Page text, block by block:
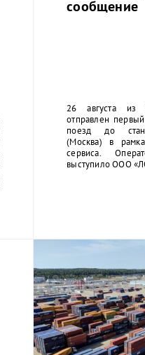
сообщение
26 августа из
отправлен
поезд до
(Москва) в
сервиса.
выступило ООО